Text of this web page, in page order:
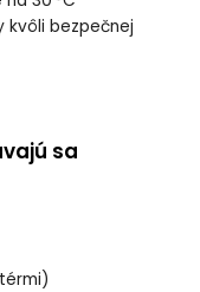
kvôli bezpečnej
sa